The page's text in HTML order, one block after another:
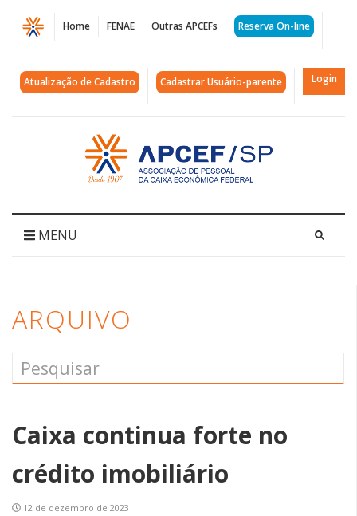
Página
Arquivos
crédito
APCEF/SP
Home FENAE Outras APCEFs Reserva On-line
Atualização de Cadastro Cadastrar Usuário-parente Login
Acessar
página
inicial
MENU
ARQUIVO
Caixa continua forte no
crédito imobiliário
12 de dezembro de 2023